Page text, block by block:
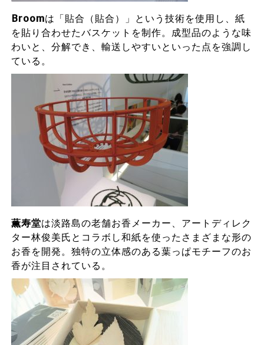
Broomは「貼合（貼合）」という技術を使用し、紙
を貼り合わせたバスケットを制作。成型品のような味
わいと、分解でき、輸送しやすいといった点を強調し
ている。
薫寿堂は淡路島の老舗お香メーカー、アートディレク
ター林俊美氏とコラボし和紙を使ったさまざまな形の
お香を開発。独特の立体感のある葉っぱモチーフのお
香が注目されている。